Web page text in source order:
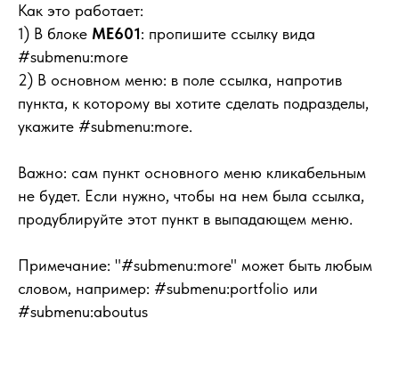
Как это работает:
1) В блоке ME601: пропишите ссылку вида
#submenu:more
2) В основном меню: в поле ссылка, напротив
пункта, к которому вы хотите сделать подразделы,
укажите #submenu:more.
Важно: сам пункт основного меню кликабельным
не будет. Если нужно, чтобы на нем была ссылка,
продублируйте этот пункт в выпадающем меню.
Примечание: "#submenu:more" может быть любым
словом, например: #submenu:portfolio или
#submenu:aboutus